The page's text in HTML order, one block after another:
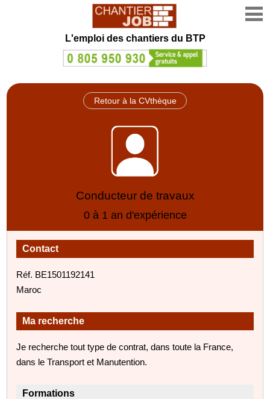
L'emploi des chantiers du BTP
Retour à la CVthèque
Conducteur de travaux
0 à 1 an d'expérience
Contact
Réf. BE1501192141
Maroc
Ma recherche
Je recherche tout type de contrat, dans toute la France,
dans le Transport et Manutention.
Formations